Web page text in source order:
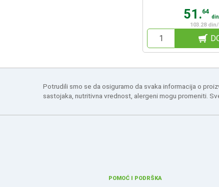
51.64
103.28
Potrudili smo se da osiguramo da svaka informacija o
sastojaka, nutritivna vrednost, alergeni mogu promeniti.
POMOĆ I PODRŠKA